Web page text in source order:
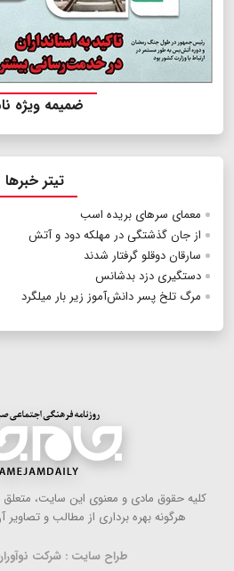
ضمیمه ویژه
تیتر خبرها
معمای سرهای بریده اسب
از جان گذشتگی در مهلکه دود و آتش
سارقان دوقلو گرفتار شدند
دستگیری دزد بدشانس
مرگ تلخ پسر دانش‌آموز زیر بار میلگرد
كلیه حقوق مادی و معنوی این سایت،
هرگونه بهره ‌برداری از مطالب و تصاویر
طراح سایت : شرکت